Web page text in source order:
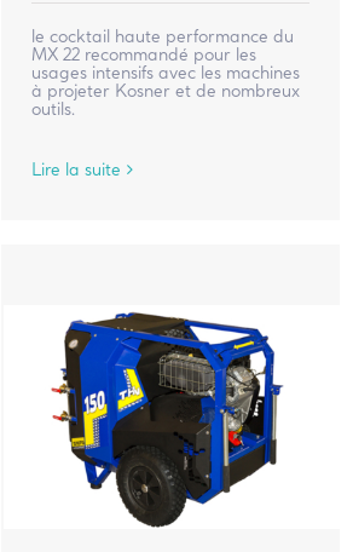
le cocktail haute performance du
MX 22 recommandé pour les
usages intensifs avec les machines
à projeter Kosner et de nombreux
outils.
Lire la suite